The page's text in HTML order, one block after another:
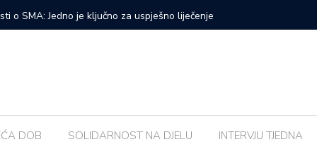
povijesti: ‘Na čijoj strani’ osvojila publiku na Brijunima
pojasa’
DOB SOLIDARNOST NA DJELU INTERVJU TJEDNA